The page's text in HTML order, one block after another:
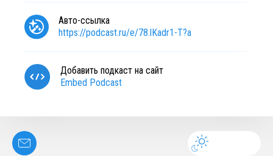
Авто-ссылка
https://podcast.ru/e/78.lKadr1-T?a
Добавить подкаст на сайт
Embed Podcast